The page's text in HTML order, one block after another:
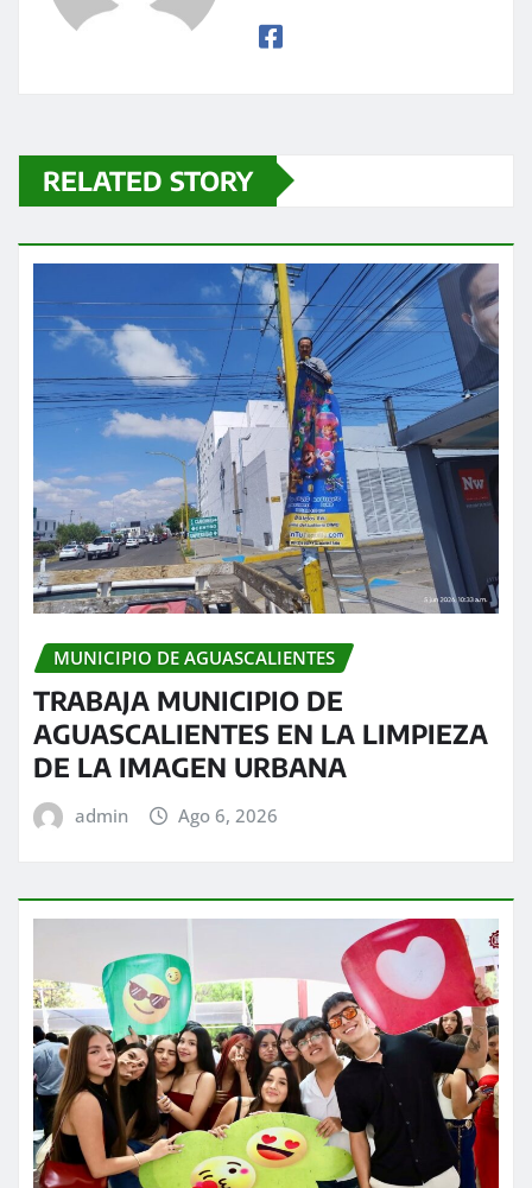
RELATED STORY
MUNICIPIO DE AGUASCALIENTES
TRABAJA MUNICIPIO DE
AGUASCALIENTES EN LA LIMPIEZA
DE LA IMAGEN URBANA
admin Ago 6, 2026